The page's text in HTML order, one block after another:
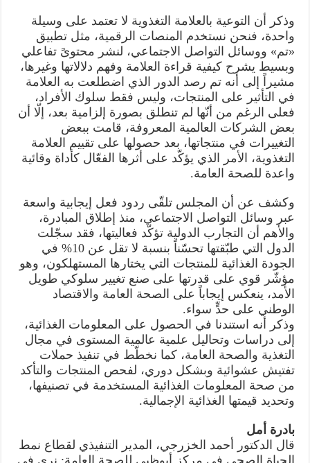
وذكر أن التوعية بالعلامة التغذوية لا تعتمد على وسيلة
واحدة، فنحن نستخدم المنصات الرقمية، مثل تطبيق
«تم» ووسائل التواصل الاجتماعي، لنشر محتوىً تفاعلي
وبسيط يشرح كيفية قراءة العلامة وفهم دلالاتها وغيرها،
مشيراً إلى أنه تم رصد الدور الذي اضطلعت به العلامة
في التأثير على المنتجات، وليس فقط سلوك الأفراد،
فعلى الرغم من أنّها لم تنطلق بصورة إلزامية بعد، إلّا أن
بعض الشركات العالمية المعروفة، قامت ببعض
التغييرات في منتجاتها، بعد حصولها على تقييم العلامة
التغذوية، الأمر الذي يؤكّد على أثرها الفعّال كأداة وقائية
واعدة للصحة العامة.
وكشف عن أن المجلس تلقّى ردود فعل إيجابية واسعة
عبر وسائل التواصل الاجتماعي، منذ إطلاق المبادرة،
والأهم أن التجارب الدولية تؤكّد فعاليتها، فقد سجّلت
الدول التي طبّقتها تحسّناً بنسبة لا تقل عن 10% في
الجودة الغذائية للمنتجات التي يختارها المستهلكون، وهو
مؤشّر قوي على قدرتها على صنع تغيير سلوكي طويل
الأمد، ينعكس إيجاباً على الصحة العامة والاقتصاد
الوطني على حدٍّ سواء.
وذكر أنه استندنا في الحصول على المعلومات الغذائية،
إلى دراسات وتحاليل علمية عالمية المستوى في مجال
التغذية والصحة العامة، كما نخطّط في تنفيذ حملات
تفتيش عشوائية وبشكل دوري، لفحص المنتجات والتأكد
من صحة المعلومات الغذائية المستخدمة في تصنيفها،
وتحديد قيمتها الغذائية الإجمالية.
بادرة أمل
قال الدكتور أحمد الخزرجي، المدير التنفيذي لقطاع نمط